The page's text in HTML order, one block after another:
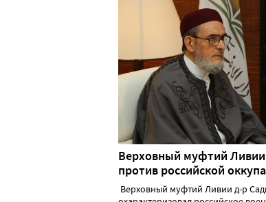
Верховный муфтий
против российской
Верховный муфтий Ливии д-р